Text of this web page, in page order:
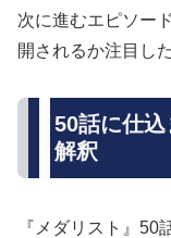
次に進むエピソー
開されるか注目し
50話に仕
解釈
『メダリスト』50